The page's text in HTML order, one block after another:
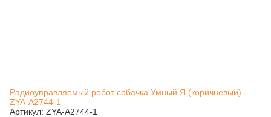
Радиоуправляемый робот собачка Умный Я (коричневый) -
ZYA-A2744-1
Артикул: ZYA-A2744-1